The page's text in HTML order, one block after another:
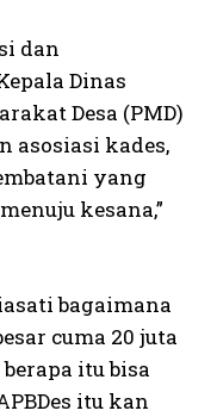
dan
Dinas
Desa (PMD)
asosiasi kades,
yang
kesana,”
bagaimana
cuma 20 juta
itu bisa
itu kan